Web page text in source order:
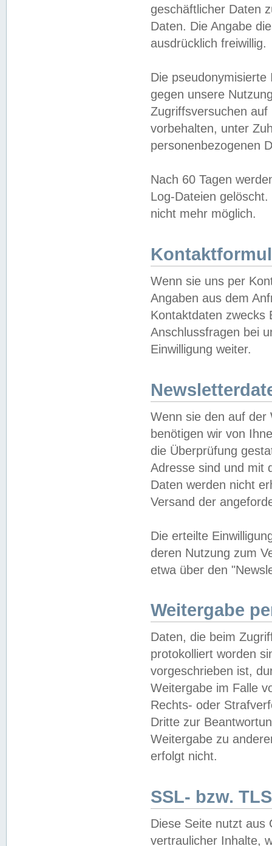
geschäftlicher Daten
Daten. Die Angabe
ausdrücklich freiwillig.
Die
gegen unsere
Zugriffsversuchen
vorbehalten, unter
personenbezogenen
Nach 60 Tagen
Log-Dateien
nicht mehr möglich.
Wenn sie uns per
Angaben aus dem
Kontaktdaten zwecks
Anschlussfragen bei
Einwilligung weiter.
Wenn sie den auf der
benötigen wir von
die Überprüfung
Adresse sind und mit
Daten werden nicht
Versand der
Die erteilte
deren Nutzung zum
etwa über den
Weitergabe
Daten, die beim
protokolliert worden
vorgeschrieben ist,
Weitergabe im Falle
Rechts- oder
Dritte zur
Weitergabe zu
erfolgt nicht.
SSL- bzw.
Diese Seite nutzt aus
vertraulicher Inhalte,